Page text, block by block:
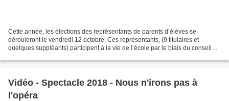
Cette année, les élections des représentants de parents d’élèves se
dérouleront le vendredi 12 octobre. Ces représentants, (9 titulaires et
quelques suppléants) participent à la vie de l’école par le biais du conseil
Vidéo - Spectacle 2018 - Nous n'irons pas à
l'opéra